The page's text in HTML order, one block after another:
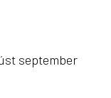
september